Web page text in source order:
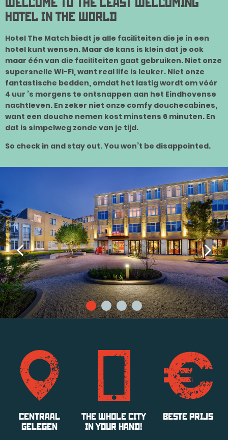
HOTEL IN THE WORLD
Hotel The Match biedt je alle faciliteiten die je in een
hotel kunt wensen. Maar de kans is klein dat je ook
maar één van die faciliteiten gaat gebruiken. Niet onze
supersnelle Wi-Fi, want real life is leuker. Niet onze
fantastische bedden, omdat het lastig wordt om vóór
4 uur ’s morgens te ontsnappen aan het Eindhovense
nachtleven. En zeker niet onze comfy douchecabines,
want een douche nemen kost minstens 6 minuten. En
dat is simpelweg zonde van je tijd.
So check in and stay out. You won’t be disappointed.
CENTRAAL
GELEGEN
THE WHOLE CITY
IN YOUR HAND!
BESTE PRIJS